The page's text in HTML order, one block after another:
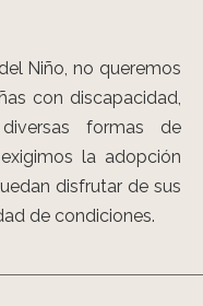
Niño, no queremos
con discapacidad,
formas de
la adopción
disfrutar de sus
de condiciones.